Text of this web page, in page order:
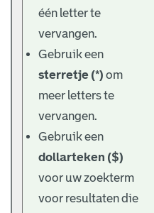
één letter te
vervangen.
Gebruik een
sterretje (*) om
meer letters te
vervangen.
Gebruik een
dollarteken ($)
voor uw zoekterm
voor resultaten die